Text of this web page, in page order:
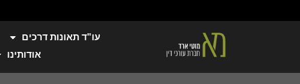
עו"ד תאונות דרכים
אודותינו